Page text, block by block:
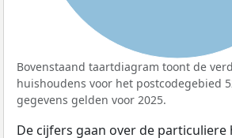
Bovenstaand taartdiagram toont de
huishoudens voor het postcodegebied
gegevens gelden voor 2025.
De cijfers gaan over de particuliere